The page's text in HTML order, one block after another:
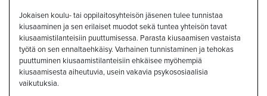
Jokaisen koulu- tai oppilaitosyhteisön jäsenen tulee tunnistaa
kiusaaminen ja sen erilaiset muodot sekä tuntea yhteisön tavat
kiusaamistilanteisiin puuttumisessa. Parasta kiusaamisen vastaista
työtä on sen ennaltaehkäisy. Varhainen tunnistaminen ja tehokas
puuttuminen kiusaamistilanteisiin ehkäisee myöhempiä
kiusaamisesta aiheutuvia, usein vakavia psykososiaalisia
vaikutuksia.